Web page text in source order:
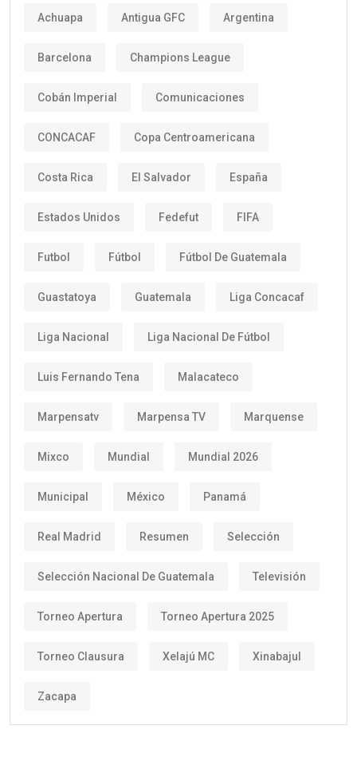
Achuapa Antigua GFC Argentina
Barcelona Champions League
Cobán Imperial Comunicaciones
CONCACAF Copa Centroamericana
Costa Rica El Salvador España
Estados Unidos Fedefut FIFA
Futbol Fútbol Fútbol De Guatemala
Guastatoya Guatemala Liga Concacaf
Liga Nacional Liga Nacional De Fútbol
Luis Fernando Tena Malacateco
Marpensatv Marpensa TV Marquense
Mixco Mundial Mundial 2026
Municipal México Panamá
Real Madrid Resumen Selección
Selección Nacional De Guatemala Televisión
Torneo Apertura Torneo Apertura 2025
Torneo Clausura Xelajú MC Xinabajul
Zacapa